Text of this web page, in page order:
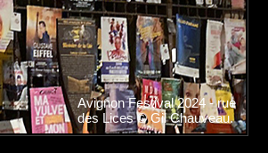
Avignon Festival 2024 - rue
des Lices © Gil Chauveau.